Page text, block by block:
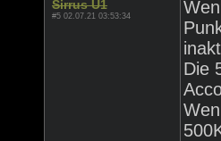
Sirrus U1
#5 02.07.21 03:53:34
Die